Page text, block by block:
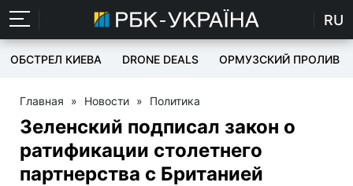
RU
ОБСТРЕЛ КИЕВА DRONE DEALS ОРМУЗСКИЙ ПРОЛИВ
Главная » Новости » Политика
Зеленский подписал закон о
ратификации столетнего
партнерства с Британией